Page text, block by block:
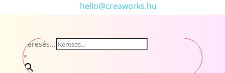
hello@creaworks.hu
Keresés...
×